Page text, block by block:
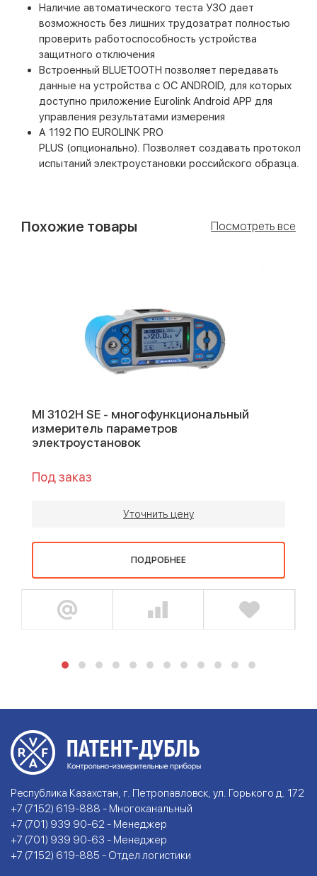
Наличие автоматического теста УЗО дает
возможность без лишних трудозатрат полностью
проверить работоспособность устройства
защитного отключения
Встроенный BLUETOOTH позволяет передавать
данные на устройства с ОС ANDROID, для которых
доступно приложение Eurolink Android APP для
управления результатами измерения
А 1192 ПО EUROLINK PRO
PLUS (опционально). Позволяет создавать протокол
испытаний электроустановки российского образца.
Похожие товары Посмотреть все
MI 3102H SE - многофункциональный
измеритель параметров
электроустановок
Под заказ
Уточнить цену
ПОДРОБНЕЕ
Республика Казахстан, г. Петропавловск, ул. Горького д. 172
+7 (7152) 619-888 - Многоканальный
+7 (701) 939 90-62 - Менеджер
+7 (701) 939 90-63 - Менеджер
+7 (7152) 619-885 - Отдел логистики